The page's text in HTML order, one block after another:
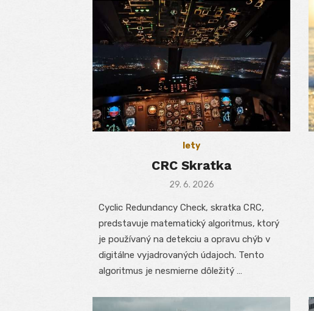
lety
CRC Skratka
Posted
29. 6. 2026
Cyclic Redundancy Check, skratka CRC,
predstavuje matematický algoritmus, ktorý
je používaný na detekciu a opravu chýb v
digitálne vyjadrovaných údajoch. Tento
algoritmus je nesmierne dôležitý …